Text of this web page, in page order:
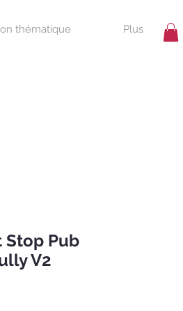
thématique Plus
Pub
V2